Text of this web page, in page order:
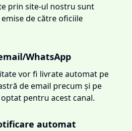
prin site-ul nostru sunt
de către oficiile
WhatsApp
vor fi livrate automat pe
de email precum și pe
pentru acest canal.
automat